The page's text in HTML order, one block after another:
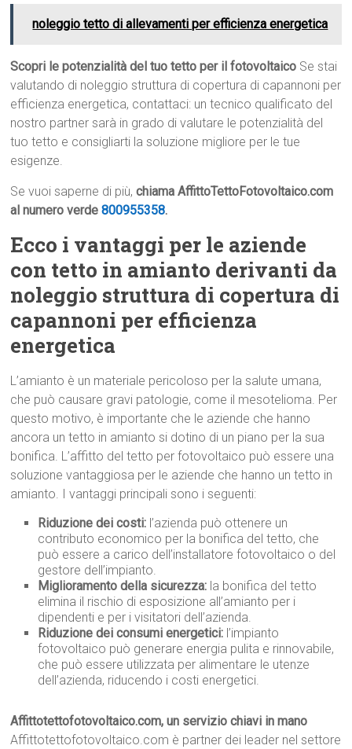
noleggio tetto di allevamenti per efficienza energetica
Scopri le potenzialità del tuo tetto per il fotovoltaico Se stai
valutando di noleggio struttura di copertura di capannoni per
efficienza energetica, contattaci: un tecnico qualificato del
nostro partner sarà in grado di valutare le potenzialità del
tuo tetto e consigliarti la soluzione migliore per le tue
esigenze.
Se vuoi saperne di più,chiama AffittoTettoFotovoltaico.com
al numero verde800955358.
Ecco i vantaggi per le aziende
con tetto in amianto derivanti da
noleggio struttura di copertura di
capannoni per efficienza
energetica
L’amianto è un materiale pericoloso per la salute umana,
che può causare gravi patologie, come il mesotelioma. Per
questo motivo, è importante che le aziende che hanno
ancora un tetto in amianto si dotino di un piano per la sua
bonifica. L’affitto del tetto per fotovoltaico può essere una
soluzione vantaggiosa per le aziende che hanno un tetto in
amianto. I vantaggi principali sono i seguenti:
Riduzione dei costi: l’azienda può ottenere un
contributo economico per la bonifica del tetto, che
può essere a carico dell’installatore fotovoltaico o del
gestore dell’impianto.
Miglioramento della sicurezza: la bonifica del tetto
elimina il rischio di esposizione all’amianto per i
dipendenti e per i visitatori dell’azienda.
Riduzione dei consumi energetici: l’impianto
fotovoltaico può generare energia pulita e rinnovabile,
che può essere utilizzata per alimentare le utenze
dell’azienda, riducendo i costi energetici.
Affittotettofotovoltaico.com, un servizio chiavi in mano
Affittotettofotovoltaico.com è partner dei leader nel settore